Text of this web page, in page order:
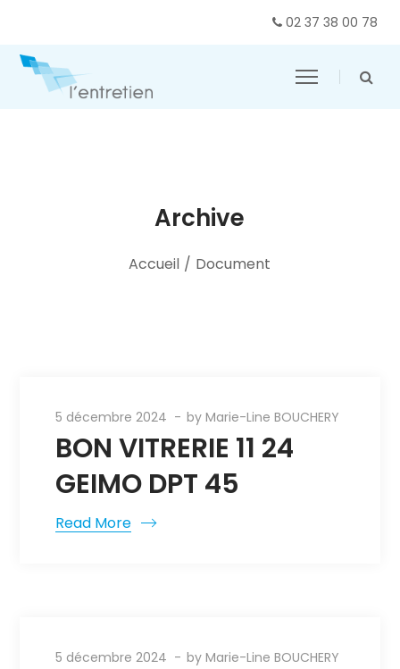
02 37 38 00 78
Archive
Accueil / Document
5 décembre 2024 byMarie-Line BOUCHERY
BON VITRERIE 11 24
GEIMO DPT 45
Read More
5 décembre 2024 byMarie-Line BOUCHERY